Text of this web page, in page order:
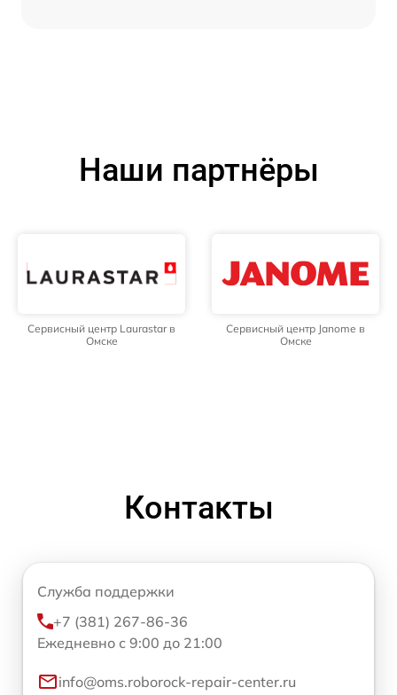
Наши партнёры
Сервисный центр Laurastar в
Омске
Сервисный центр Janome в
Омске
Контакты
Служба поддержки
+7 (381) 267-86-36
Ежедневно с 9:00 до 21:00
info@oms.roborock-repair-center.ru